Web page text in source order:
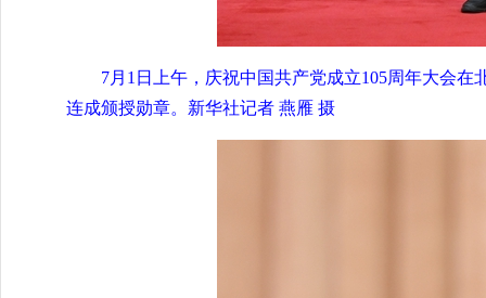
7月1日上午，庆祝中国共产党成立105周年大会
连成颁授勋章。新华社记者 燕雁 摄